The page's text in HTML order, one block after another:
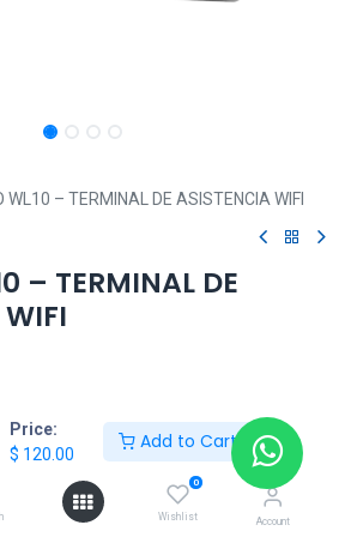
Price:
$ 120.00
Add to Cart
0
Wishlist Account
WL10 – TERMINAL DE ASISTENCIA WIFI
– TERMINAL DE
HKSEXPRESS
ALTOS DEL CHASE +507 6389-8866